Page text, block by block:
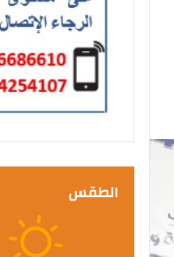
الطقس